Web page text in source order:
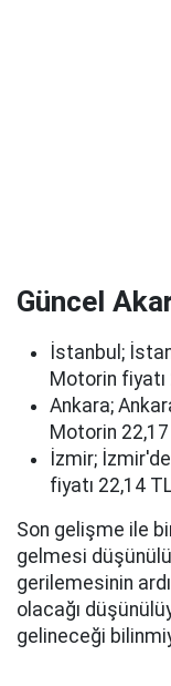
Güncel
İstanbul;
Motorin fiyatı
Ankara;
Motorin
İzmir;
fiyatı 22,14
Son gelişme ile
gelmesi
gerilemesinin
olacağı
gelineceği